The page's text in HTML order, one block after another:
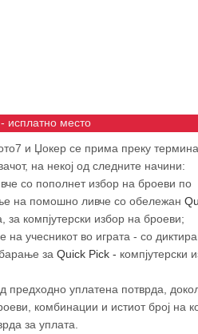
исплатно место
и Џокер се прима преку
на некој од следните начини:
со пополнет избор на броеви по
на помошно ливче со обележан
за компјутерски избор на броеви;
учесникот во играта - со
за Quick Pick - компјутерски
предходно уплатена потврда,
комбинации и истиот број на
за уплата.